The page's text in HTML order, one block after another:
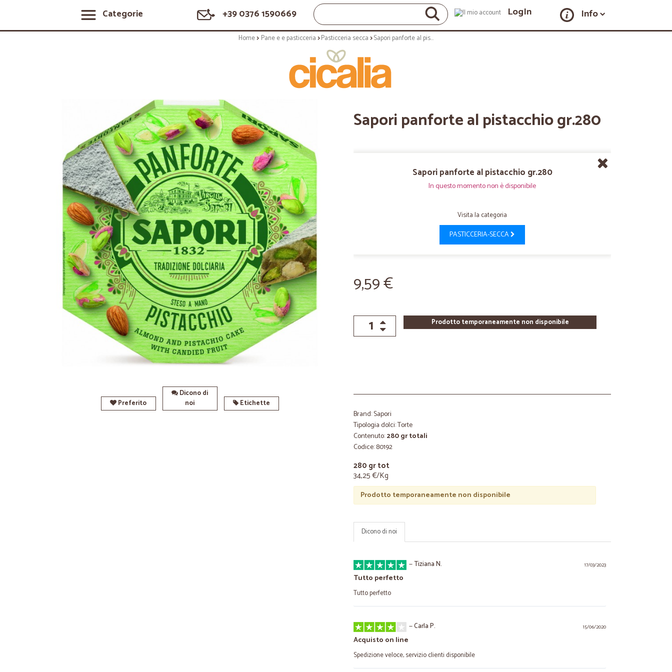
Categorie +39 0376 1590669 LogIn Info
Home Pane e e pasticceria Pasticceria secca Sapori panforte al pistacchio gr.280
Preferito
Dicono di
noi
Etichette
Sapori panforte al pistacchio gr.280
Sapori panforte al pistacchio gr.280
In questo momento non è disponibile
Visita la categoria
PASTICCERIA-SECCA
9,59 €
Prodotto temporaneamente non disponibile
Brand: Sapori
Tipologia dolci: Torte
Contenuto:280 gr totali
Codice: 80192
280 gr tot
34,25 €/Kg
Prodotto temporaneamente non disponibile
Dicono di noi
17/03/2023
—Tiziana N.
Tutto perfetto
Tutto perfetto
15/06/2020
—Carla P.
Acquisto on line
Spedizione veloce, servizio clienti disponibile